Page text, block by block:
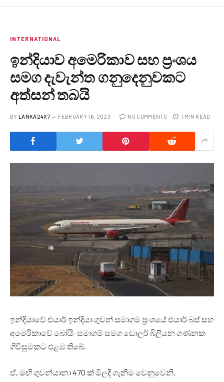
INTERNATIONAL
ඉන්දියාව අමෙරිකාව සහ ප්‍රංශය
සමග දැවැන්ත ගනුදෙනුවකට
අත්සන් තබයි
BY LANKA24X7 FEBRUARY 16, 2023 NO COMMENTS 1 MIN READ
ඉන්දියාවේ එයාර් ඉන්දියා ගුවන් සමාගම ප්‍රංශයේ එයාර් බස් සහ
අමෙරිකාවේ බෝයිං සමාගම් සමග ඩොලර් බිලියන ගණනක
ගිවිසුමකට එළඹ තිබේ.
ඒ, මඟී ගුවන්යානා 470 ක් මිලදී ගැනීම වෙනුවෙනි.